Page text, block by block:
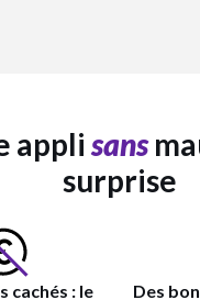
appli sans
surprise
cachés : le Des